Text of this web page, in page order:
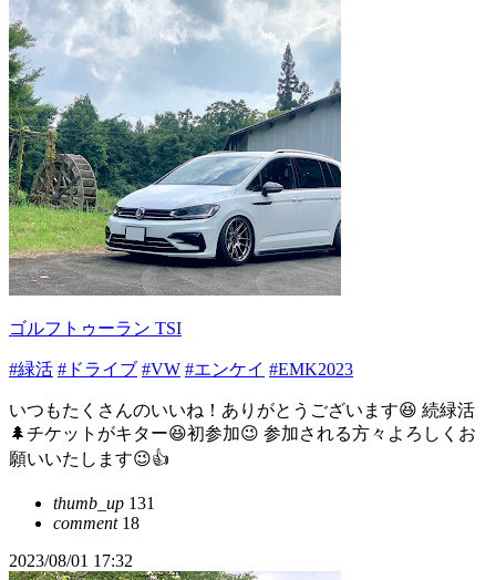
ゴルフトゥーラン TSI
#緑活 #ドライブ #VW #エンケイ #EMK2023
いつもたくさんのいいね！ありがとうございます😆 続緑活
🌲チケットがキター😆初参加😉 参加される方々よろしくお
願いいたします😉👍
thumb_up 131
comment18
2023/08/01 17:32